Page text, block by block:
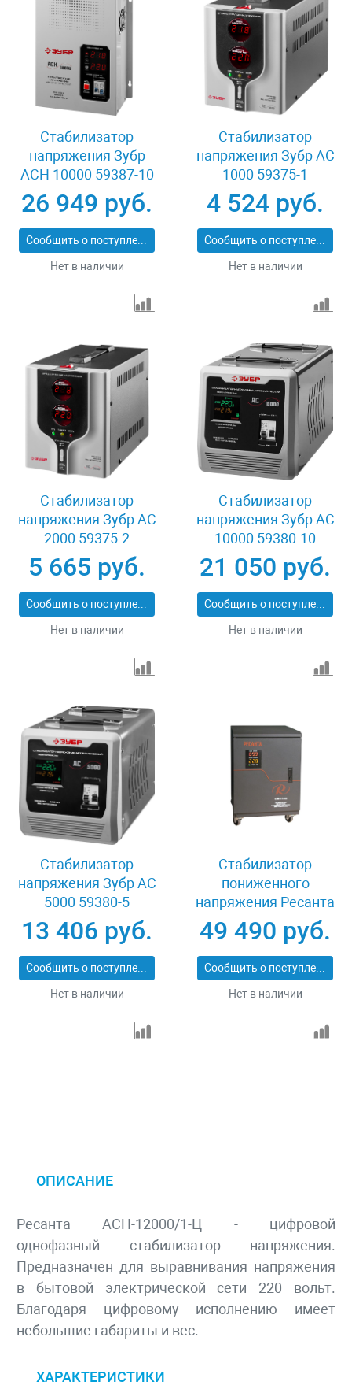
Стабилизатор
напряжения Зубр
АСН 10000 59387-10
26 949 руб.
Сообщить о поступлении
Нет в наличии
Стабилизатор
напряжения Зубр АС
1000 59375-1
4 524 руб.
Сообщить о поступлении
Нет в наличии
Стабилизатор
напряжения Зубр АС
2000 59375-2
5 665 руб.
Сообщить о поступлении
Нет в наличии
Стабилизатор
напряжения Зубр АС
10000 59380-10
21 050 руб.
Сообщить о поступлении
Нет в наличии
Стабилизатор
напряжения Зубр АС
5000 59380-5
13 406 руб.
Сообщить о поступлении
Нет в наличии
Стабилизатор
пониженного
напряжения Ресанта
СПН-18000
49 490 руб.
Сообщить о поступлении
Нет в наличии
ОПИСАНИЕ
Ресанта АСН-12000/1-Ц - цифровой
однофазный стабилизатор напряжения.
Предназначен для выравнивания напряжения
в бытовой электрической сети 220 вольт.
Благодаря цифровому исполнению имеет
небольшие габариты и вес.
ХАРАКТЕРИСТИКИ